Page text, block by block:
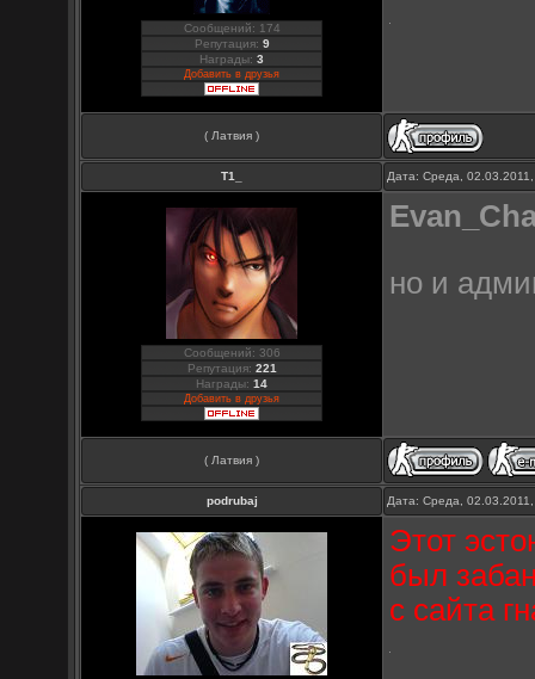
Сообщений: 174
Репутация: 9
Награды:3
Добавить в друзья
( Латвия )
Т1_ Дата: Среда,
Сообщений: 306
Репутация: 221
Награды:14
Добавить в друзья
но и
( Латвия )
podrubaj Дата: Среда,
Этот
был
с сайта